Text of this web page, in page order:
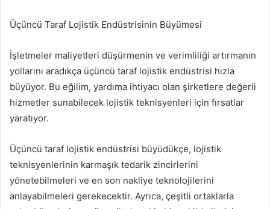
Üçüncü Taraf Lojistik Endüstrisinin Büyümesi
İşletmeler maliyetleri düşürmenin ve verimliliği artırmanın
yollarını aradıkça üçüncü taraf lojistik endüstrisi hızla
büyüyor. Bu eğilim, yardıma ihtiyacı olan şirketlere değerli
hizmetler sunabilecek lojistik teknisyenleri için fırsatlar
yaratıyor.
Üçüncü taraf lojistik endüstrisi büyüdükçe, lojistik
teknisyenlerinin karmaşık tedarik zincirlerini
yönetebilmeleri ve en son nakliye teknolojilerini
anlayabilmeleri gerekecektir. Ayrıca, çeşitli ortaklarla